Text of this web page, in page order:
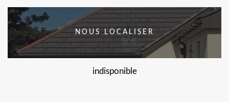
NOUS LOCALISER
indisponible